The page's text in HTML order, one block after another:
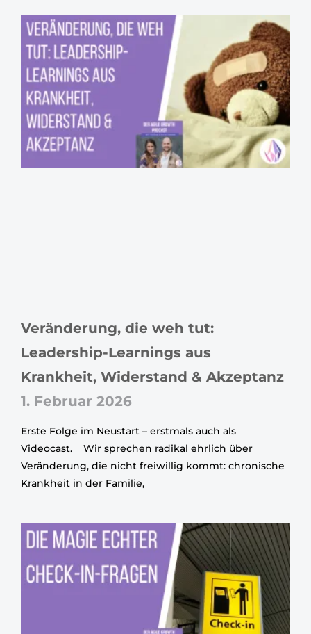
Veränderung, die weh tut:
Leadership-Learnings aus
Krankheit, Widerstand & Akzeptanz
1. Februar 2026
Erste Folge im Neustart – erstmals auch als
Videocast. Wir sprechen radikal ehrlich über
Veränderung, die nicht freiwillig kommt: chronische
Krankheit in der Familie,